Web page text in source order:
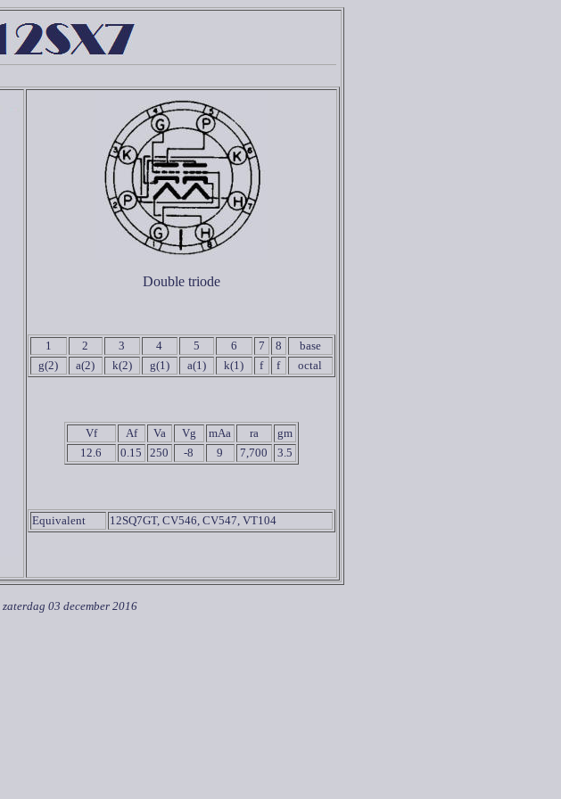
Double triode
1 2 3 4 5 6 7 8
base
g(2)
a(2) k(2) g(1) a(1) k(1) f f octal
Vf Af Va Vg mAa ra
gm
12.6
0.15 250 -8 9 7,700 3.5
Equivalent 12SQ7GT, CV546, CV547, VT104
zaterdag 03 december 2016